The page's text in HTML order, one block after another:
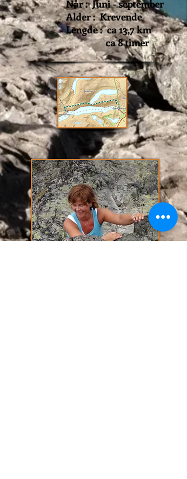
Når : Juni - september
Alder : Krevende
Lengde : ca 13,7 km
ca 8 timer